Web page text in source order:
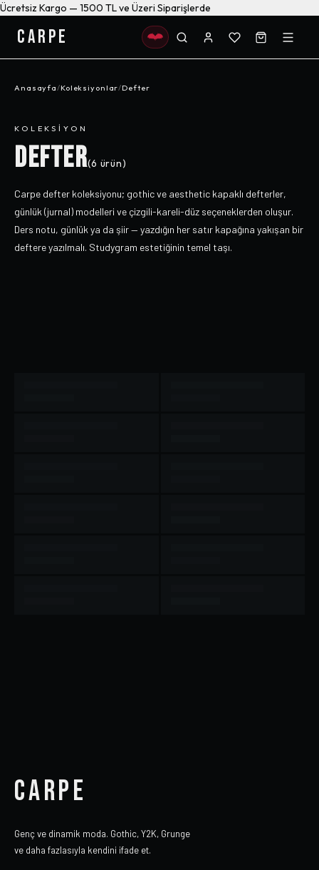
Ücretsiz Kargo — 1500 TL ve Üzeri Siparişlerde
CARPE
Anasayfa/Koleksiyonlar/Defter
KOLEKSIYON
DEFTER(6 ürün)
Carpe defter koleksiyonu; gothic ve aesthetic kapaklı defterler,
günlük (jurnal) modelleri ve çizgili-kareli-düz seçeneklerden oluşur.
Ders notu, günlük ya da şiir — yazdığın her satır kapağına yakışan bir
deftere yazılmalı. Studygram estetiğinin temel taşı.
CARPE
Genç ve dinamik moda. Gothic, Y2K, Grunge
ve daha fazlasıyla kendini ifade et.